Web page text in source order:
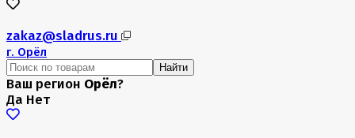
zakaz@sladrus.ru
г. Орёл
Найти
Ваш регион Орёл?
Да Нет